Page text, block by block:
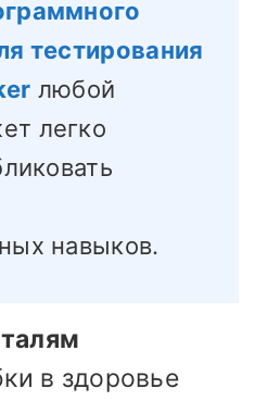
тестирования
любой
легко
навыков.
в здоровье